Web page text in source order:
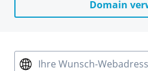
Domain
Ihre Wunsch-